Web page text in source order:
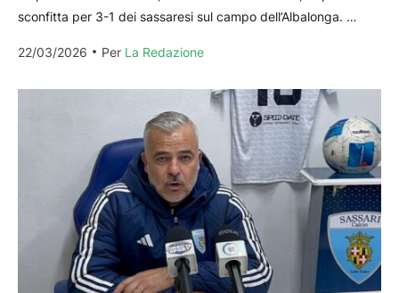
sconfitta per 3-1 dei sassaresi sul campo dell’Albalonga.
22/03/2026
Per La Redazione